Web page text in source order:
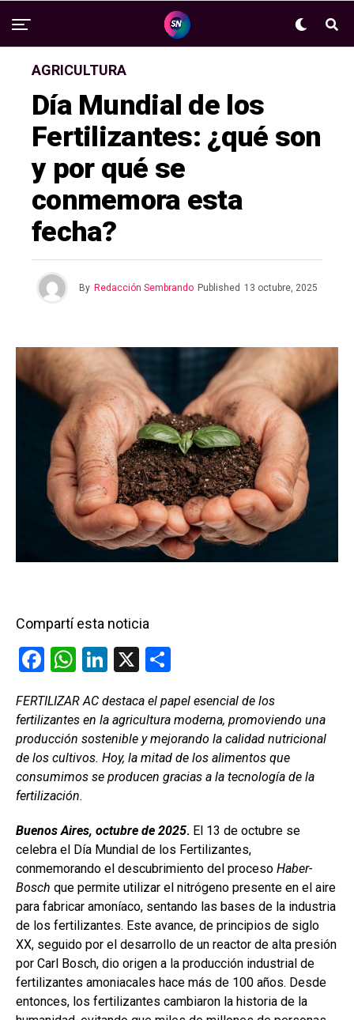
AGRICULTURA
Día Mundial de los
Fertilizantes: ¿qué son
y por qué se
conmemora esta
fecha?
By Redacción Sembrando Published 13 octubre, 2025
Compartí esta noticia
F
ce
b
o
o
W
at
s
A
p
Li
ke
dI
n
X
m
p
ar
tir
FERTILIZAR AC destaca el papel esencial de los
fertilizantes en la agricultura moderna, promoviendo una
producción sostenible y mejorando la calidad nutricional
de los cultivos. Hoy, la mitad de los alimentos que
consumimos se producen gracias a la tecnología de la
fertilización.
Buenos Aires, octubre de 2025. El 13 de octubre se
celebra el Día Mundial de los Fertilizantes,
conmemorando el descubrimiento del proceso Haber-
Bosch que permite utilizar el nitrógeno presente en el aire
para fabricar amoníaco, sentando las bases de la industria
de los fertilizantes. Este avance, de principios de siglo
XX, seguido por el desarrollo de un reactor de alta presión
por Carl Bosch, dio origen a la producción industrial de
fertilizantes amoniacales hace más de 100 años. Desde
entonces, los fertilizantes cambiaron la historia de la